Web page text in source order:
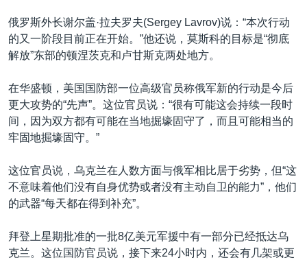
俄罗斯外长谢尔盖·拉夫罗夫(Sergey Lavrov)说：“本次行动
的又一阶段目前正在开始。”他还说，莫斯科的目标是“彻底
解放”东部的顿涅茨克和卢甘斯克两处地方。
在华盛顿，美国国防部一位高级官员称俄军新的行动是今后
更大攻势的“先声”。这位官员说：“很有可能这会持续一段时
间，因为双方都有可能在当地掘壕固守了，而且可能相当的
牢固地掘壕固守。”
这位官员说，乌克兰在人数方面与俄军相比居于劣势，但“这
不意味着他们没有自身优势或者没有主动自卫的能力”，他们
的武器“每天都在得到补充”。
拜登上星期批准的一批8亿美元军援中有一部分已经抵达乌
克兰。这位国防官员说，接下来24小时内，还会有几架或更